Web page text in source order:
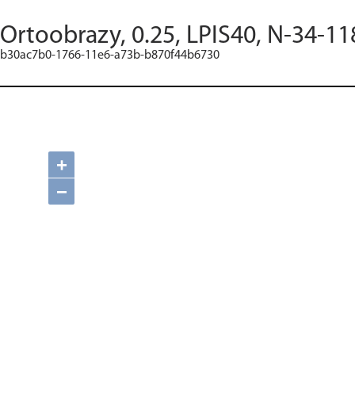
Ortoobrazy, 0.25, LPIS40, N-34-
b30ac7b0-1766-11e6-a73b-b870f44b6730
+
−